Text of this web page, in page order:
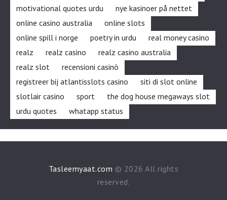
motivational quotes urdu
nye kasinoer på nettet
online casino australia
online slots
online spill i norge
poetry in urdu
real money casino
realz
realz casino
realz casino australia
realz slot
recensioni casinò
registreer bij atlantisslots casino
siti di slot online
slotlair casino
sport
the dog house megaways slot
urdu quotes
whatapp status
Tasleemyaat.com © 2026 All rights
reserved.